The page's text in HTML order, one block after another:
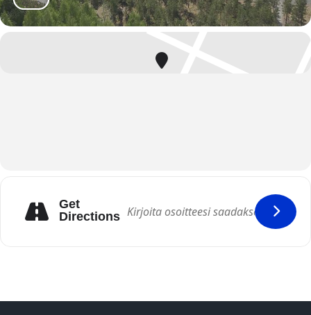
Get
Directions